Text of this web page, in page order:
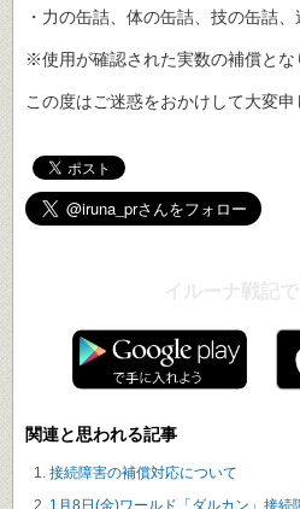
・力の缶詰、体の缶詰、技の缶詰
※使用が確認された実数の補償とな
この度はご迷惑をおかけして大変申
関連と思われる記事
接続障害の補償対応について
1月8日(金)ワールド「ダルカン」接続